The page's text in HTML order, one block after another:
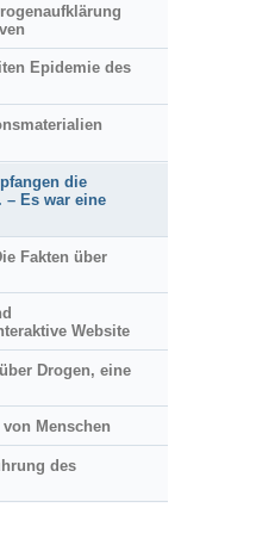
Epidemie des
die
– Es war eine
Fakten über
Website
Drogen, eine
Menschen
des